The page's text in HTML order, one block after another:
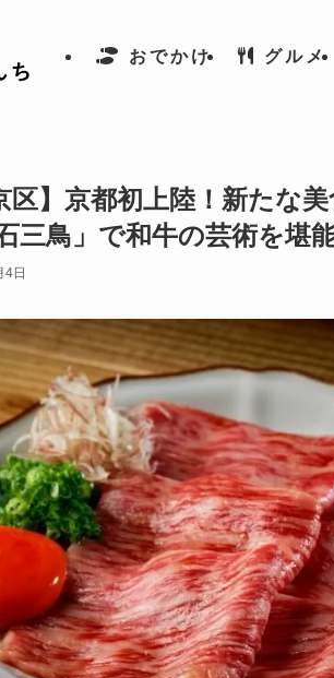
おでかけ グルメ
区】京都初上陸！新たな
三鳥」で和牛の芸術を堪
4日